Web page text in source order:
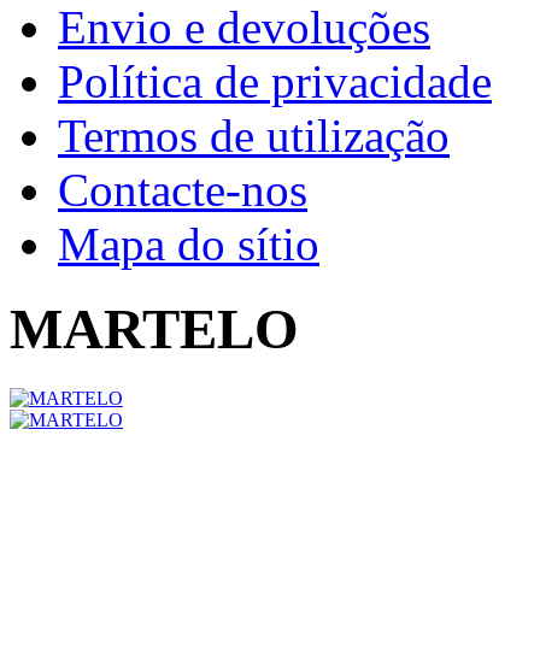
Envio e devoluções
Política de privacidade
Termos de utilização
Contacte-nos
Mapa do sítio
MARTELO